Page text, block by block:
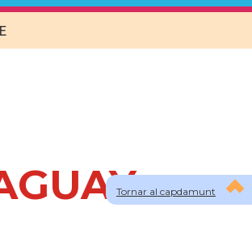
Tornar al capdamunt